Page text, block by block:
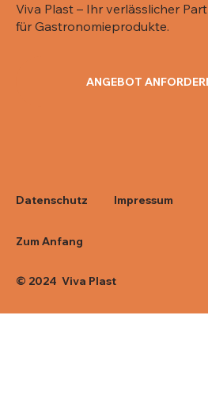
Viva Plast – Ihr verlässlicher
für Gastronomieprodukte.
ANGEBOT
Datenschutz
Zum Anfang
© 2024 Viva Plast
Impressum